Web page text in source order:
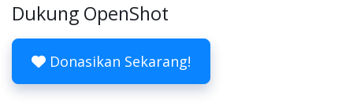
Dukung OpenShot
Donasikan Sekarang!